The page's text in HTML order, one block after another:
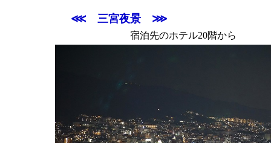
⋘ 三宮夜景 ⋙
宿泊先のホテル20階から